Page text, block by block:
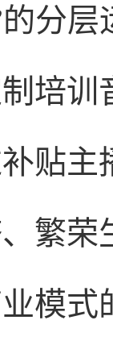
分
培
贴主
繁
模